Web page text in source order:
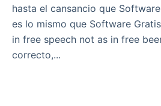
hasta el cansancio que
es lo mismo que Software
in free speech not as in free
correcto,...